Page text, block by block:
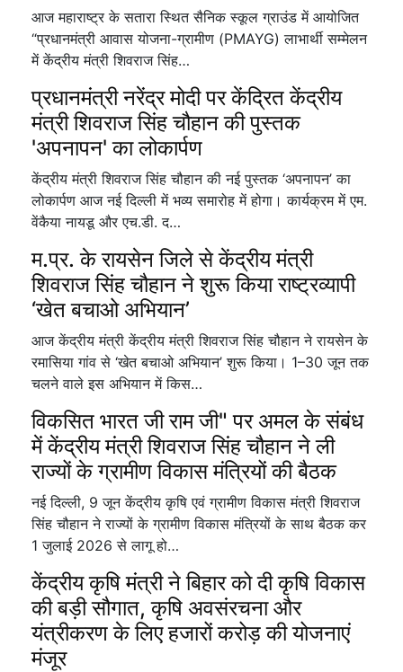
आज महाराष्ट्र के सतारा स्थित सैनिक स्कूल ग्राउंड में आयोजित
“प्रधानमंत्री आवास योजना-ग्रामीण (PMAYG) लाभार्थी सम्मेलन
में केंद्रीय मंत्री शिवराज सिंह…
प्रधानमंत्री नरेंद्र मोदी पर केंद्रित केंद्रीय
मंत्री शिवराज सिंह चौहान की पुस्तक
'अपनापन' का लोकार्पण
केंद्रीय मंत्री शिवराज सिंह चौहान की नई पुस्तक ‘अपनापन’ का
लोकार्पण आज नई दिल्ली में भव्य समारोह में होगा। कार्यक्रम में एम.
वेंकैया नायडू और एच.डी. द…
म.प्र. के रायसेन जिले से केंद्रीय मंत्री
शिवराज सिंह चौहान ने शुरू किया राष्ट्रव्यापी
‘खेत बचाओ अभियान’
आज केंद्रीय मंत्री केंद्रीय मंत्री शिवराज सिंह चौहान ने रायसेन के
रमासिया गांव से ‘खेत बचाओ अभियान’ शुरू किया। 1–30 जून तक
चलने वाले इस अभियान में किस…
विकसित भारत जी राम जी" पर अमल के संबंध
में केंद्रीय मंत्री शिवराज सिंह चौहान ने ली
राज्यों के ग्रामीण विकास मंत्रियों की बैठक
नई दिल्ली, 9 जून केंद्रीय कृषि एवं ग्रामीण विकास मंत्री शिवराज
सिंह चौहान ने राज्यों के ग्रामीण विकास मंत्रियों के साथ बैठक कर
1 जुलाई 2026 से लागू हो…
केंद्रीय कृषि मंत्री ने बिहार को दी कृषि विकास
की बड़ी सौगात, कृषि अवसंरचना और
यंत्रीकरण के लिए हजारों करोड़ की योजनाएं
मंजूर